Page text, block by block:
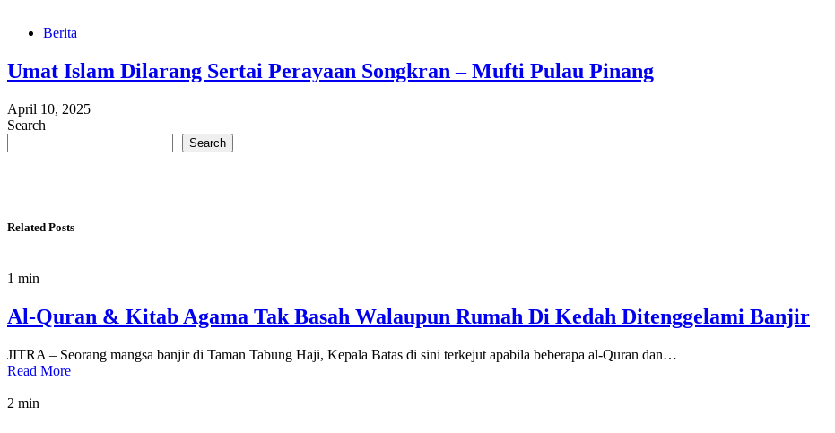
Berita
Umat Islam Dilarang Sertai Perayaan Songkran – Mufti Pulau Pinang
April 10, 2025
Search
Search
Related Posts
1 min
Al-Quran & Kitab Agama Tak Basah Walaupun Rumah Di Kedah Ditenggelami Banjir
JITRA – Seorang mangsa banjir di Taman Tabung Haji, Kepala Batas di sini terkejut apabila beberapa al-Quran dan…
Read More
2 min